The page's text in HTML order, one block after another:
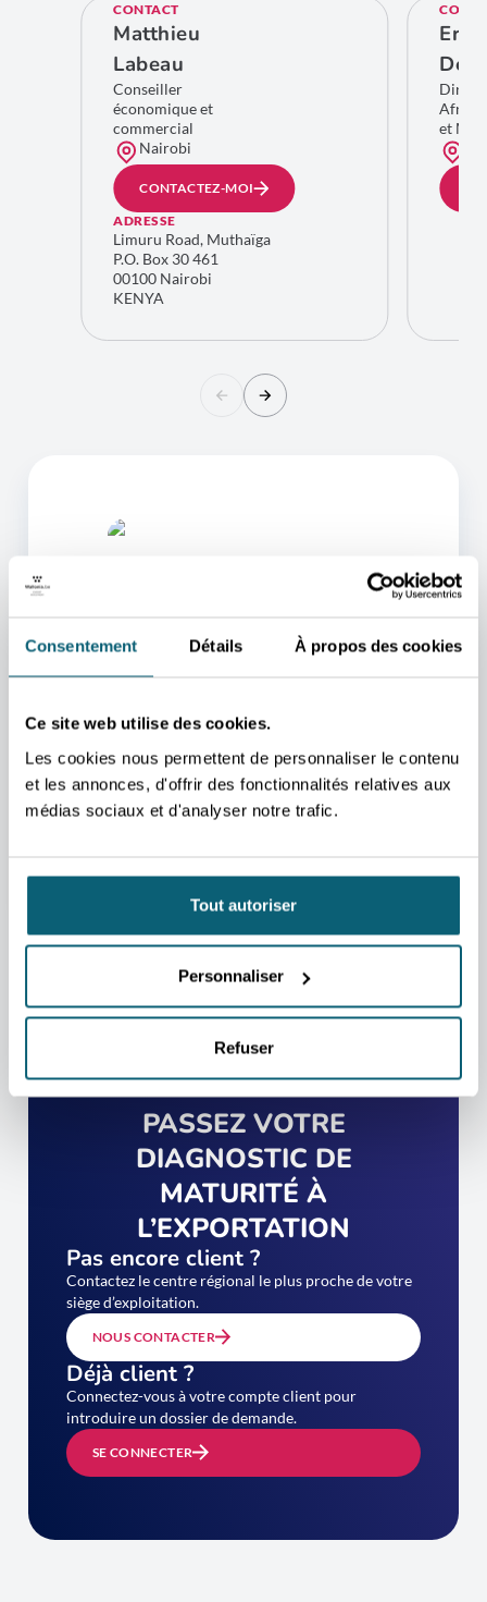
Consentement Détails À propos des cookies
Ce site web utilise des cookies.
Les cookies nous permettent de personnaliser le contenu
et les annonces, d'offrir des fonctionnalités relatives aux
médias sociaux et d'analyser notre trafic.
Tout autoriser
Personnaliser
Refuser
CONTACT
Matthieu
Labeau
Conseiller
économique et
commercial
Nairobi
CONTACTEZ-MOI
ADRESSE
Limuru Road, Muthaïga
P.O. Box 30 461
00100 Nairobi
KENYA
Eric
De
et
L'UN DE NOS CONSEILLERS
POURRA VOUS AIDER
Nous nous occupons de vous rediriger vers la
personne qui vous aidera au mieux.
PASSEZ VOTRE
DIAGNOSTIC DE
MATURITÉ À
L’EXPORTATION
Pas encore client ?
Contactez le centre régional le plus proche de votre
siège d’exploitation.
NOUS CONTACTER
Déjà client ?
Connectez-vous à votre compte client pour
introduire un dossier de demande.
SE CONNECTER